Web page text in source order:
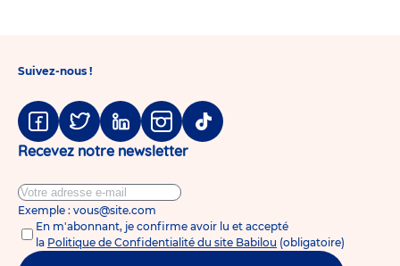
Suivez-nous !
Facebook
TwitterLinkedinInstagram
Tiktok
Recevez notre newsletter
Exemple : vous@site.com
En m'abonnant, je confirme avoir lu et accepté
la Politique de Confidentialité du site Babilou (obligatoire)